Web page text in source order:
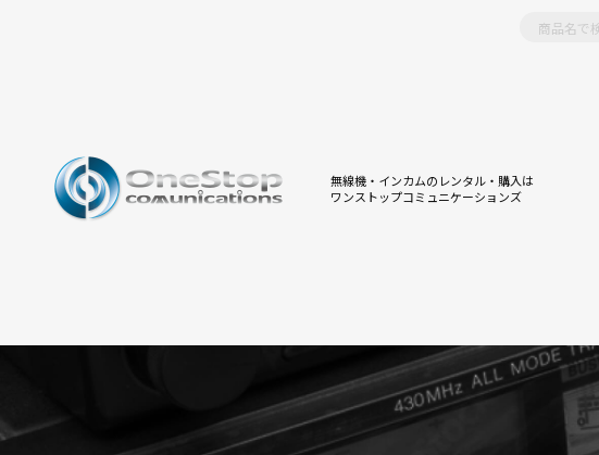
無線機・インカムのレンタル・購入は
ワンストップコミュニケーションズ